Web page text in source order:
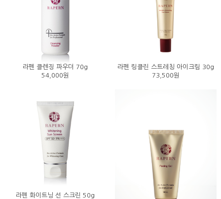
라펜 클렌징 파우더 70g
54,000원
라펜 링클린 스트레칭 아이크림 30g
73,500원
라펜 화이트닝 선 스크린 50g